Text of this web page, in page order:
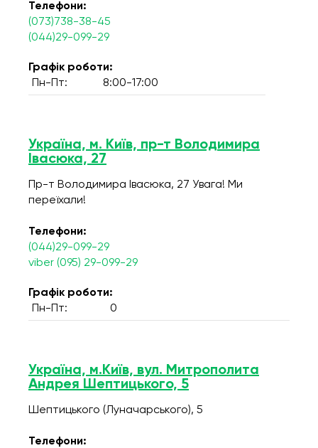
Телефони:
(073)738-38-45
(044)29-099-29
Графік роботи:
Пн-Пт:
8:00-17:00
Україна, м. Київ, пр-т Володимира
Івасюка, 27
Пр-т Володимира Івасюка, 27 Увага! Ми
переїхали!
Телефони:
(044)29-099-29
viber (095) 29-099-29
Графік роботи:
Пн-Пт:
0
Україна, м.Київ, вул. Митрополита
Андрея Шептицького, 5
Шептицького (Луначарського), 5
Телефони: